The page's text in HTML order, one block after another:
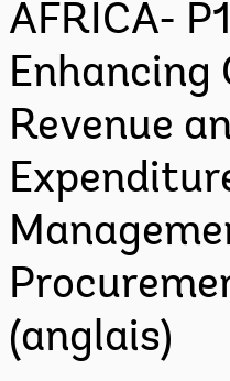
AFRICA-
Enhancing
Revenue
(anglais)